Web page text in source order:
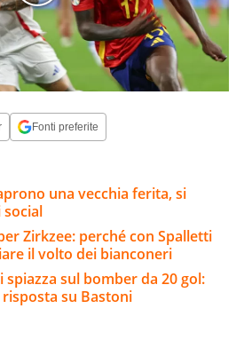
Fonti preferite
una vecchia ferita, si
social
Zirkzee: perché con Spalletti
il volto dei bianconeri
sul bomber da 20 gol:
risposta su Bastoni